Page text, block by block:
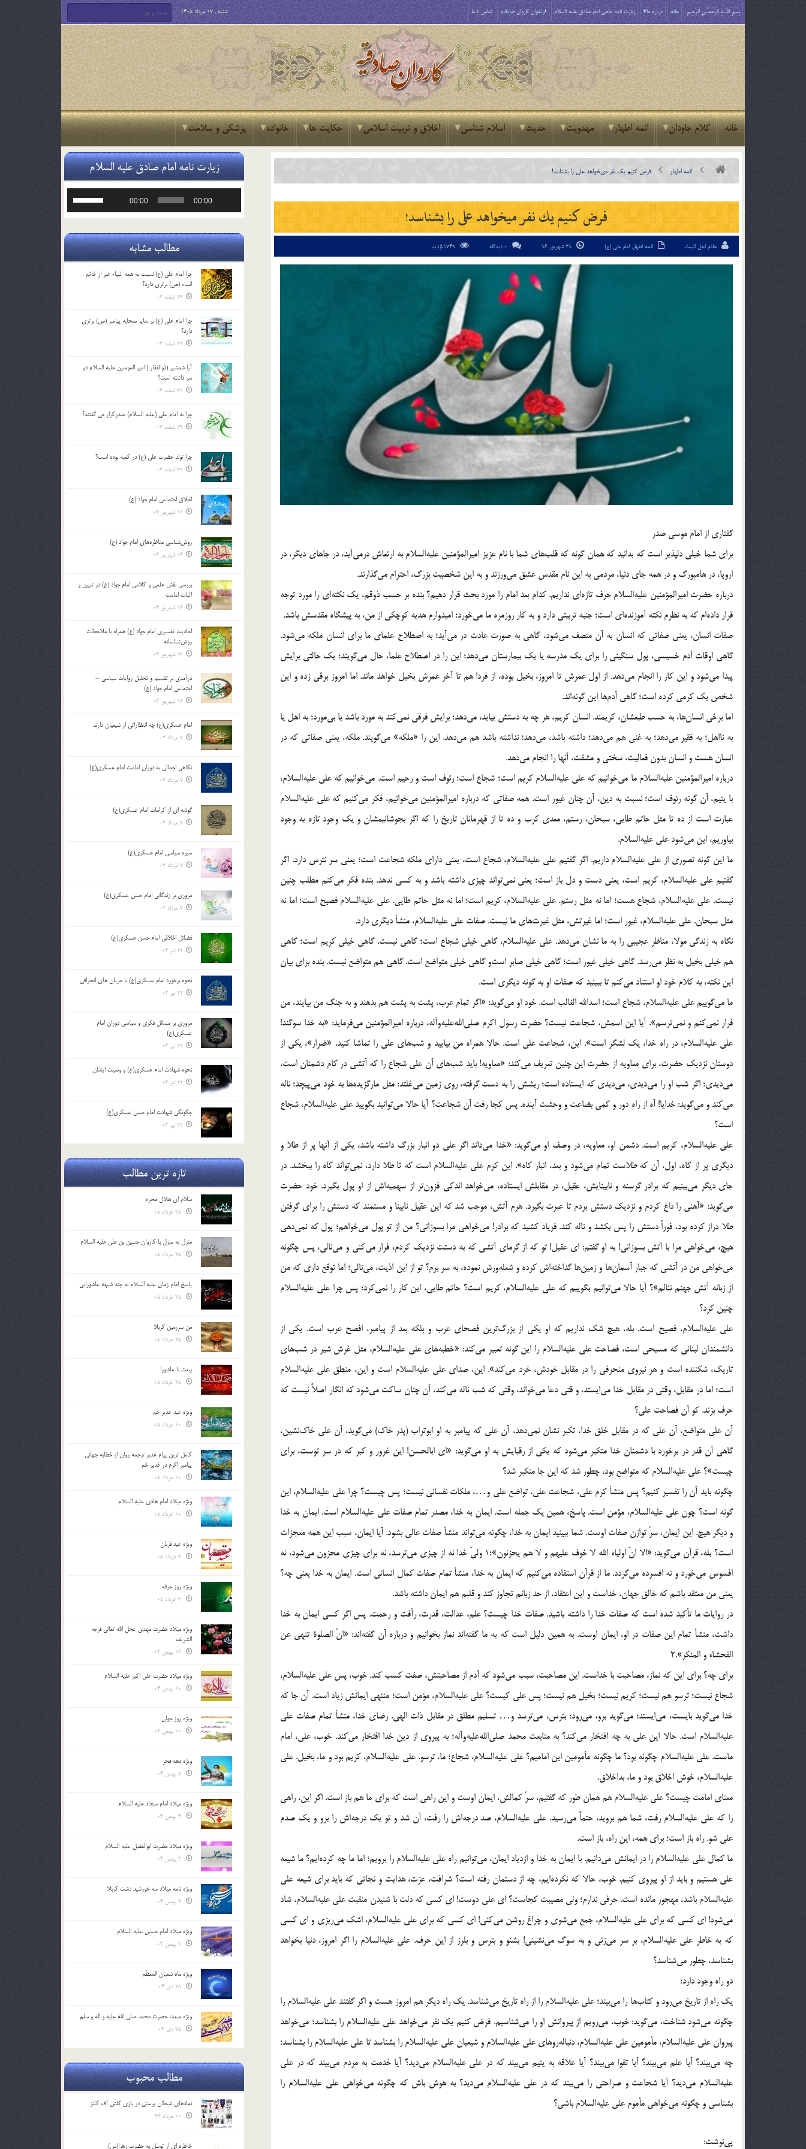
بِسْمِ اللَّـهِ الرَّحْمَـٰنِ الرَّحِيمِ خانه درباره ما زیارت نامه خاص امام صادق علیه السلام فراخوان کاروان صادقیه تماس با ما شنبه , 17 مرداد 1405
خانه کلام جاودان ائمه اطهار مهدویت حدیث اسلام شناسی اخلاق و تربیت اسلامی حکایت ها خانواده پزشکی و سلامت
ائمه اطهار فرض كنيم يك نفر مى‏خواهد على را بشناسد!
فرض كنيم يك نفر مى‏خواهد على را بشناسد!
خادم اهل البیت ائمه اطهار, امام علی (ع) 0 دیدگاه
گفتارى از امام موسى صدر
براى شما خيلى دلپذير است كه بدانيد كه همان گونه كه قلب‌هاى شما با نام عزيز اميرالمؤمنين عليه‌السلام به ارتعاش درمى‌آيد، در جاهاى ديگر، در
اروپا، در هامبورگ و در همه جاى دنيا، مردمى به اين نام مقدس عشق مى‌ورزند و به اين شخصيت بزرگ، احترام مى‌گذارند.
درباره حضرت اميرالمؤمنين عليه‌السلام حرف تازه‌اى نداريم. كدام بعد امام را مورد بحث قرار دهيم؟ بنده بر حسب ذوقم، يك نكته‌اى را مورد توجه
قرار داده‌ام كه به نظرم نكته آموزنده‌اى است؛ جنبه تربيتى دارد و به كار روزمره ما مى‌خورد؛ اميدوارم هديه كوچكى از من، به پيشگاه مقدسش باشد.
صفات انسان، يعنى صفاتى كه انسان به آن متصف مى‌شود، گاهى به صورت عادت در مى‌آيد؛ به اصطلاح علماى ما براى انسان ملكه مى‌شود.
گاهى اوقات آدم خسيسى، پول سنگينى را براى يك مدرسه يا يك بيمارستان مى‌دهد؛ اين را در اصطلاح علما، حال مى‌گويند؛ يك حالتى برايش
پيدا مى‌شود و اين كار را انجام مى‌دهد. از اول عمرش تا امروز، بخيل بوده، از فردا هم تا آخر عمرش بخيل خواهد ماند. اما امروز برقى زده و اين
شخص يك كرمى كرده است؛ گاهى آدم‌ها اين گونه‌اند.
اما برخى انسان‌ها، به حسب طبعشان، كريمند. انسان كريم، هر چه به دستش بيايد، مى‌دهد؛ برايش فرقى نمى‌كند به مورد باشد يا بى‌مورد؛ به اهل يا
به نااهل؛ به فقير مى‌دهد؛ به غنى هم مى‌دهد؛ داشته باشد، مى‌دهد؛ نداشته باشد هم مى‌دهد. اين را «ملكه» مى‌گويند. ملكه، يعنى صفاتى كه در
انسان هست و انسان بدون فعاليت، سختى و مشقت، آنها را انجام مى‌دهد.
درباره اميرالمؤمنين عليه‌السلام ما مى‌خوانيم كه على عليه‌السلام كريم است؛ شجاع است؛ رئوف است و رحيم است. مى‌خوانيم كه على عليه‌السلام،
با يتيم، آن گونه رئوف است؛ نسبت به دين، آن چنان غيور است. همه صفاتى كه درباره اميرالمؤمنين مى‌خوانيم، فكر مى‌كنيم كه على عليه‌السلام
عبارت است از ده تا مثل حاتم طايى، سبحان، رستم، معدى كرب و ده تا از قهرمانان تاريخ را كه اگر بجوشانيمشان و يك وجود تازه به وجود
بياوريم، اين مى‌شود على عليه‌السلام.
ما اين گونه تصورى از على عليه‌السلام داريم. اگر گفتيم على عليه‌السلام، شجاع است، يعنى داراى ملكه شجاعت است؛ يعنى سر نترس دارد. اگر
گفتيم على عليه‌السلام، كريم است، يعنى دست و دل باز است؛ يعنى نمى‌تواند چيزى داشته باشد و به كسى ندهد. بنده فكر مى‌كنم مطلب چنين
نيست. على عليه‌السلام، شجاع هست؛ اما نه مثل رستم. على عليه‌السلام، كريم است؛ اما نه مثل حاتم طايى. على عليه‌السلام فصيح است؛ اما نه
مثل سبحان. على عليه‌السلام، غيور است؛ اما غيرتش، مثل غيرت‌هاى ما نيست. صفات على عليه‌السلام، منشأ ديگرى دارد.
نگاه به زندگى مولا، مناظر عجيبى را به ما نشان مى‌دهد. على عليه‌السلام، گاهى خيلى شجاع است؛ گاهى نيست. گاهى خيلى كريم است؛ گاهى
هم خيلى بخيل به نظر مى‌رسد. گاهى خيلى غيور است؛ گاهى خيلى صابر است‌و گاهى خيلى متواضع است. گاهى هم متواضع نيست. بنده براى بيان
اين نكته، به كلام خود او استناد مى‌كنم تا ببينيد كه صفات او به گونه ديگرى است.
ما مى‌گوييم على عليه‌السلام، شجاع است؛ اسدالله الغالب است. خود او مى‌گويد: «اگر تمام عرب، پشت به پشت هم بدهند و به جنگ من بيايند، من
فرار نمى‌كنم و نمى‌ترسم». آيا اين اسمش، شجاعت نيست؟ حضرت رسول اكرم صلى‌الله‌عليه‌وآله، درباره اميرالمؤمنين مى‌فرمايد: «به خدا سوگند!
على عليه‌السلام، در راه خدا، يك لشگر است». اين، شجاعت على است. حالا همراه من بياييد و شب‌هاى على را تماشا كنيد. «ضرار»، يكى از
دوستان نزديك حضرت، براى معاويه از حضرت اين چنين تعريف مى‌كند: «معاويه! بايد شب‌هاى آن على شجاع را كه آتشى در كام دشمنان است،
مى‌ديدى؛ اگر شب او را مى‌ديدى، مى‌ديدى كه ايستاده است؛ ريشش را به دست گرفته، روى زمين مى‌غلتد؛ مثل مارگزيده‌ها به خود مى‌پيچد؛ ناله
مى‌كند و مى‌گويد: خدايا! آه از راه دور و كمى بضاعت و وحشت آينده. پس كجا رفت آن شجاعت؟ آيا حالا مى‌توانيد بگوييد على عليه‌السلام، شجاع
است؟
على عليه‌السلام، كريم است. دشمن او، معاويه، در وصف او مى‌گويد: «خدا مى‌داند اگر على دو انبار بزرگ داشته باشد، يكى از آنها پر از طلا و
ديگرى پر از كاه، اول، آن كه طلاست تمام مى‌شود و بعد، انبار كاه». اين كرم على عليه‌السلام است كه تا طلا دارد، نمى‌تواند كاه را ببخشد. در
جاى ديگر مى‌بينيم كه برادر گرسنه و نابينايش، عقيل، در مقابلش ايستاده، مى‌خواهد اندكى فزون‌تر از سهميه‌اش از او پول بگيرد. خود حضرت
مى‌گويد: «آهنى را داغ كردم و نزديك دستش بردم تا عبرت بگيرد. هرم آتش، موجب شد كه اين عقيل نابينا و مستمند كه دستش را براى گرفتن
طلا دراز كرده بود، فوراً دستش را پس بكشد و ناله كند. فرياد كشيد كه برادر! مى‌خواهى مرا بسوزانى؟ من از تو پول مى‌خواهم؛ پول كه نمى‌دهى
هيچ، مى‌خواهى مرا با آتش بسوزانى! به او گفتم: اى عقيل! تو كه از گرماى آتشى كه به دستت نزديك كردم، فرار مى‌كنى و مى‌نالى، پس چگونه
مى‌خواهى من در آتشى كه جبار آسمان‌ها و زمين‌ها گداخته‌اش كرده و شعله‌ورش نموده، به سر برم؟ تو از اين اذيت، مى‌نالى؛ اما توقع دارى كه من
از زبانه آتش جهنم ننالم»؟ آيا حالا مى‌توانيم بگوييم كه على عليه‌السلام، كريم است؟ حاتم طايى، اين كار را نمى‌كرد؛ پس چرا على عليه‌السلام
چنين كرد؟
على عليه‌السلام، فصيح است. بله، هيچ شك نداريم كه او يكى از بزرگ‌ترين فصحاى عرب و بلكه بعد از پيامبر، افصح عرب است. يكى از
دانشمندان لبنانى كه مسيحى است، فصاحت على عليه‌السلام را اين گونه تعبير مى‌كند: «خطبه‌هاى على عليه‌السلام، مثل غرش شير در شب‌هاى
تاريك، شكننده است و هر نيروى منحرفى را در مقابل خودش، خرد مى‌كند». اين، صداى على عليه‌السلام است و اين، منطق على عليه‌السلام
است؛ اما در مقابل، وقتى در مقابل خدا مى‌ايستد، و قتى دعا مى‌خواند، وقتى كه شب ناله مى‌كند، آن چنان ساكت مى‌شود كه انگار اصلاً نيست كه
حرف بزند. كو آن فصاحت على؟
آن على متواضع، آن على كه در مقابل خلق خدا، تكبر نشان نمى‌دهد، آن على كه پيامبر به او ابوتراب (پدر خاك) مى‌گويد، آن على خاك‌نشين،
گاهى آن قدر در برخورد با دشمنان خدا متكبر مى‌شود كه يكى از رقبايش به او مى‌گويد: «اى ابالحسن! اين غرور و كبر كه در سر توست، براى
چيست»؟ على عليه‌السلام كه متواضع بود، چطور شد كه اين جا متكبر شد؟
چگونه بايد آن را تفسير كنيم؟ پس منشأ كرم على، شجاعت على، تواضع على و…، ملكات نفسانى نيست؛ پس چيست؟ چرا على عليه‌السلام، اين
گونه است؟ چون على عليه‌السلام، مؤمن است. پاسخ، همين يك جمله است. ايمان به خدا، مصدر تمام صفات على عليه‌السلام است. ايمان به خدا
و ديگر هيچ. اين ايمان، سرّ توازن صفات اوست. شما ببينيد ايمان به خدا، چگونه مى‌تواند منشأ صفات عالى بشود. آيا ايمان، سبب اين همه معجزات
است؟ بله، قرآن مى‌گويد: «الا انّ اولياء الله لا خوف عليهم و لا هم يحزنون»؛1 ولىّ خدا نه از چيزى مى‌ترسد، نه براى چيزى محزون مى‌شود، نه
افسوس مى‌خورد و نه افسرده مى‌گردد. ما از قرآن استفاده مى‌كنيم كه ايمان به خدا، منشأ تمام صفات كمال انسانى است. ايمان به خدا يعنى چه؟
يعنى من معتقد باشم كه خالق جهان، خداست و اين اعتقاد، از حد زبانم تجاوز كند و قلبم هم ايمان داشته باشد.
در روايات ما تأكيد شده است كه صفات خدا را داشته باشيد. صفات خدا چيست؟ علم، عدالت، قدرت، رأفت و رحمت. پس اگر كسى ايمان به خدا
داشت، منشأ تمام اين صفات در او، ايمان اوست. به همين دليل است كه به ما گفته‌اند نماز بخوانيم و درباره آن گفته‌اند: «انّ الصلوة تنهى عن
الفحشاء و المنكر».2
براى چه؟ براى اين كه نماز، مصاحبت با خداست. اين مصاحبت، سبب مى‌شود كه آدم از مصاحبتش، صفت كسب كند. خوب، پس على عليه‌السلام،
شجاع نيست؛ ترسو هم نيست؛ كريم نيست؛ بخيل هم نيست؛ پس على كيست؟ على عليه‌السلام، مؤمن است؛ منتهى ايمانش زياد است. آن جا كه
خدا مى‌گويد بايست، مى‌ايستد؛ مى‌گويد برو، مى‌رود؛ بترس، مى‌ترسد و… تسليم مطلق در مقابل ذات الهى. رضاى خدا، منشأ تمام صفات على
عليه‌السلام است. حالا اين على به چه افتخار مى‌كند؟ به متابعت محمد صلى‌الله‌عليه‌وآله؛ به پيروى از دين خدا افتخار مى‌كند. خوب، على، امام
ماست. على عليه‌السلام چگونه بود؟ ما چگونه مأمومين اين اماميم؟ على عليه‌السلام، شجاع؛ ما، ترسو. على عليه‌السلام، كريم بود و ما، بخيل. على
عليه‌السلام، خوش اخلاق بود و ما، بداخلاق.
معناى امامت چيست؟ على عليه‌السلام هم همان طور كه گفتيم، سرّ كمالش، ايمان اوست و اين راهى است كه براى ما هم باز است. اگر اين، راهى
را كه على عليه‌السلام رفت، شما هم برويد، حتماً مى‌رسيد. على عليه‌السلام، صد درجه‌اش را رفت، آن شد و تو يك درجه‌اش را برو و يك صدم
على شو. راه باز است؛ براى همه، اين راه، باز است.
ما كمال على عليه‌السلام را در ايمانش مى‌دانيم. با ايمان به خدا و ازدياد ايمان، مى‌توانيم راه على عليه‌السلام را برويم؛ اما ما چه كرده‌ايم؟ ما شيعه
على هستيم و بايد از او پيروى كنيم. خوب، حالا كه نكرده‌ايم، چه از دستمان رفته است؟ شرافت، عزت، هدايت و نجاتى كه بايد براى شيعه على
عليه‌السلام باشد، مهجور مانده است. حرفى ندارم؛ ولى مصيبت كجاست؟ اى على دوست! اى كسى كه دلت با شنيدن منقبت على عليه‌السلام، شاد
مى‌شود! اى كسى كه براى على عليه‌السلام، جمع مى‌شوى و چراغ روشن مى‌كنى! اى كسى كه براى على عليه‌السلام، اشك مى‌ريزى و اى كسى
كه به خاطر على عليه‌السلام، بر سر مى‌زنى و به سوگ مى‌نشينى! بشنو و بترس و بلرز از اين حرف. على عليه‌السلام را اگر امروز، دنيا بخواهد
بشناسد، چطور مى‌شناسد؟
دو راه وجود دارد؛
يك راه از تاريخ مى‌رود و كتاب‌ها را مى‌بيند؛ على عليه‌السلام را از راه تاريخ مى‌شناسد. يك راه ديگر هم امروز هست و اگر گفتند على عليه‌السلام را
چگونه مى‌شود شناخت، مى‌گويد: خوب، مى‌رويم از پيروانش او را مى‌شناسيم. فرض كنيم يك نفر مى‌خواهد على عليه‌السلام را بشناسد؛ مى‌خواهد
پيروان على عليه‌السلام، مأمومين على عليه‌السلام، دنباله‌روهاى على عليه‌السلام و شيعيان على عليه‌السلام را بشناسد تا على عليه‌السلام را بشناسد؛
چه مى‌بيند؟ آيا علم مى‌بيند؟ آيا تقوا مى‌بيند؟ آيا علاقه به يتيم مى‌بيند كه در على عليه‌السلام مى‌ديد؟ آيا خدمت به مردم مى‌بيند كه در على
عليه‌السلام مى‌ديد؟ آيا شجاعت و صراحتى را مى‌بيند كه در على عليه‌السلام مى‌ديد؟ به هوش باش كه چگونه مى‌خواهى على عليه‌السلام را
بشناسى و چگونه مى‌خواهى مأموم على عليه‌السلام باشى؟
پى‌نوشت:
زیارت نامه امام صادق علیه السلام
00:00
00:00
یا
صدا
کلیدهای
مطالب مشابه
چرا امام علی (ع) نسبت به همه انبیاء غیر از خاتم
انبیاء (ص) برتری دارد؟
29 اسفند 03
چرا امام علی (ع) بر سایر صحابه پیامبر (ص) برتری
دارد؟
29 اسفند 03
آیا شمشیر (ذوالفقار ) امیر المومنین علیه السلام دو
سر داشته است؟
29 اسفند 03
چرا به امام علی (علیه السلام) حیدرکرار می گفتند؟
29 اسفند 03
چرا تولد حضرت علی (ع) در کعبه بوده است؟
29 اسفند 03
اخلاق اجتماعی امام جواد (ع)
16 شهریور 03
روش‌شناسی مناظره‌های امام جواد (ع)
16 شهریور 03
بررسی نقش علمی و کلامی امام جواد (ع) در تبیین و
اثبات امامت
16 شهریور 03
احادیث تفسیری امام جواد (ع) همراه با ملاحظات
روش‌شناسانه
16 شهریور 03
درآمدی بر تقسیم و تحلیل روایات سیاسی –
اجتماعی امام جواد (ع)
16 شهریور 03
امام عسکری(ع) چه انتظاراتی از شیعیان دارند
7 مرداد 03
نگاهی اجمالی به دوران امامت امام عسکری(ع)
7 مرداد 03
گوشه ای از کرامات امام عسکری(ع)
7 مرداد 03
سیره سیاسی امام عسکری(ع)
7 مرداد 03
مروری بر زندگانی امام حسن عسکری(ع)
7 مرداد 03
فضائل اخلاقی امام حسن عسکری(ع)
22 تیر 03
نحوه برخورد امام عسکری(ع) با جریان های انحرافی
22 تیر 03
مروری بر مسائل فکری و سیاسی دوران امام
عسکری(ع)
22 تیر 03
نحوه شهادت امام عسکری(ع) و وصیت ایشان
22 تیر 03
چگونگی شهادت امام حسن عسکری(ع)
22 تیر 03
تازه ترین مطالب
سلام ای هلال محرم
منزل به منزل با کاروان حسین بن علی علیه السلام
پاسخ امام زمان علیه السلام به چند شبهه عاشورایی
من سرزمین کربلا
بیعت با عاشورا
ویژه عید غدیر خم
کامل ترین پیام غدیر ترجمه روان از خطابه جهانی
پیامبر اکرم در غدیر خم
ویژه میلاد امام هادی علیه السلام
ویژه عید قربان
ویژه روز عرفه
ویژه میلاد حضرت مهدی عجل الله تعالی فرجه
الشريف
ویژه میلاد حضرت علی اکبر علیه السلام
ویژه روز جوان
ویژه دهه فجر
ویژه میلاد امام سجاد علیه السلام
ویژه میلاد حضرت ابوالفضل علیه السلام
ویژه نامه میلاد سه خورشید دشت کربلا
ویژه میلاد امام حسین علیه السلام
ویژه ماه شعبان المعظّم
ویژه مبعث حضرت محمد صلی الله علیه و اله و سلم
مطالب محبوب
نمادهای شیطان پرستی در بازی کلش آف کلنز
خاطره ای از توسل به حضرت زهرا(س)